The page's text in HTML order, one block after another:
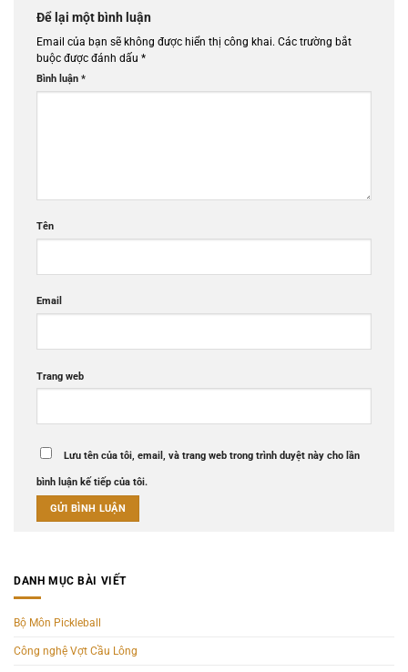
Để lại một bình luận
Email của bạn sẽ không được hiển thị công khai. Các trường bắt
buộc được đánh dấu *
Bình luận *
Tên
Email
Trang web
Lưu tên của tôi, email, và trang web trong trình duyệt này cho lần
bình luận kế tiếp của tôi.
DANH MỤC BÀI VIẾT
Bộ Môn Pickleball
Công nghệ Vợt Cầu Lông